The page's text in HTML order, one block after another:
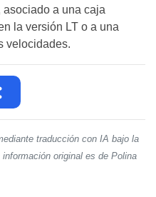
asociado a una caja
la versión LT o a una
velocidades.
traducción con IA bajo la
original es de Polina